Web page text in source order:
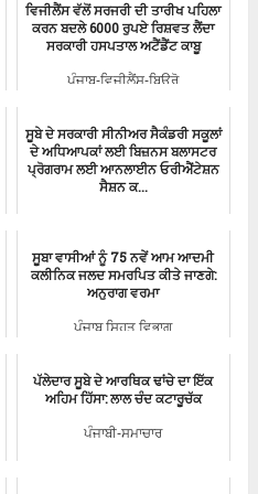
ਵਿਜੀਲੈਂਸ ਵੱਲੋਂ ਸਰਜਰੀ ਦੀ ਤਾਰੀਖ ਪਹਿਲਾ
ਕਰਨ ਬਦਲੇ 6000 ਰੁਪਏ ਰਿਸ਼ਵਤ ਲੈਂਦਾ
ਸਰਕਾਰੀ ਹਸਪਤਾਲ ਅਟੈਂਡੈਂਟ ਕਾਬੂ
ਪੰਜਾਬ-ਵਿਜੀਲੈਂਸ-ਬਿਊਰੋ
ਸੂਬੇ ਦੇ ਸਰਕਾਰੀ ਸੀਨੀਅਰ ਸੈਕੰਡਰੀ ਸਕੂਲਾਂ
ਦੇ ਅਧਿਆਪਕਾਂ ਲਈ ਬਿਜ਼ਨਸ ਬਲਾਸਟਰ
ਪ੍ਰੋਗਰਾਮ ਲਈ ਆਨਲਾਈਨ ਓਰੀਐਂਟੇਸ਼ਨ
ਸੈਸ਼ਨ ਕ...
ਸੂਬਾ ਵਾਸੀਆਂ ਨੂੰ 75 ਨਵੇਂ ਆਮ ਆਦਮੀ
ਕਲੀਨਿਕ ਜਲਦ ਸਮਰਪਿਤ ਕੀਤੇ ਜਾਣਗੇ:
ਅਨੁਰਾਗ ਵਰਮਾ
ਪੰਜਾਬ ਸਿਹਤ ਵਿਭਾਗ
ਪੱਲੇਦਾਰ ਸੂਬੇ ਦੇ ਆਰਥਿਕ ਢਾਂਚੇ ਦਾ ਇੱਕ
ਅਹਿਮ ਹਿੱਸਾ: ਲਾਲ ਚੰਦ ਕਟਾਰੂਚੱਕ
ਪੰਜਾਬੀ-ਸਮਾਚਾਰ